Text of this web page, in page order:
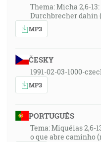
Thema: Micha 2,6-
Durchbrecher dahin
MP3
ČESKY
1991-02-03-1000-
MP3
PORTUGUÊS
Tema: Miquéias 2,6-
o que abre caminho